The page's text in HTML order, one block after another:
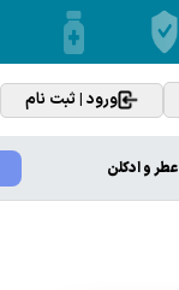
ورود | ثبت نام
عطر و ادکلن